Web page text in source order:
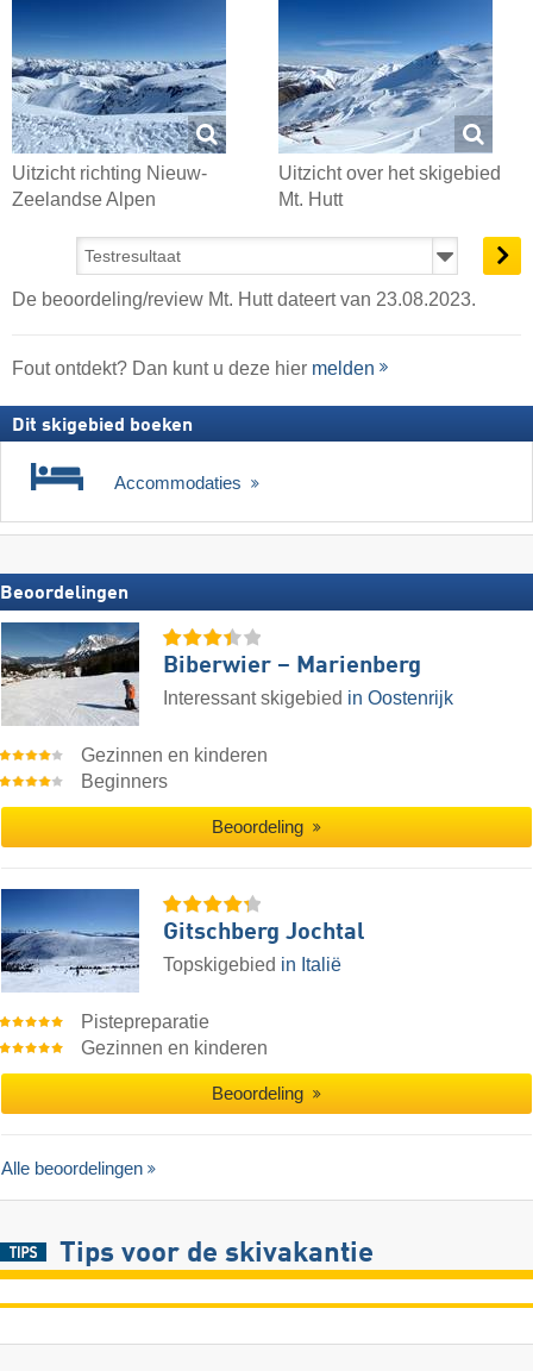
Uitzicht richting Nieuw-
Zeelandse Alpen
Uitzicht over het skigebied
Mt. Hutt
De beoordeling/review Mt. Hutt dateert van 23.08.2023.
Fout ontdekt? Dan kunt u deze hier melden
Dit skigebied boeken
Accommodaties
Beoordelingen
Biberwier – Marienberg
Interessant skigebied in Oostenrijk
Gezinnen en kinderen
Beginners
Beoordeling
Gitschberg Jochtal
Topskigebied in Italië
Pistepreparatie
Gezinnen en kinderen
Beoordeling
Alle beoordelingen
Tips voor de skivakantie